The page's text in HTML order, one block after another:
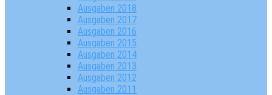
Ausgaben 2018
Ausgaben 2017
Ausgaben 2016
Ausgaben 2015
Ausgaben 2014
Ausgaben 2013
Ausgaben 2012
Ausgaben 2011